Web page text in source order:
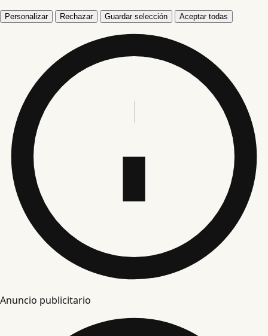
Personalizar Rechazar Guardar selección Aceptar todas
Anuncio publicitario